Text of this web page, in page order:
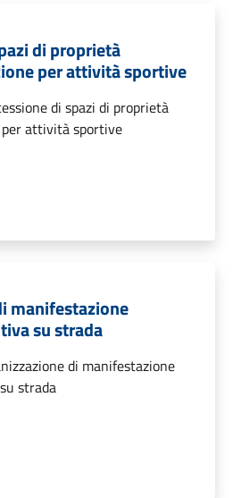
di proprietà
per attività sportive
di spazi di proprietà
attività sportive
manifestazione
su strada
di manifestazione
strada